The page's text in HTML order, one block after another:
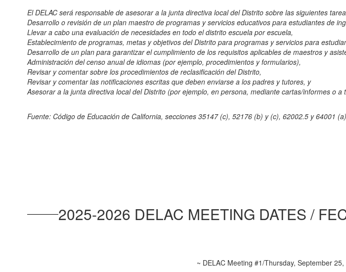
El DELAC será responsable de asesorar a la junta directiva local del Distrito sobre las siguientes
Desarrollo o revisión de un plan maestro de programas y servicios educativos para estudiantes de
Llevar a cabo una evaluación de necesidades en todo el distrito escuela por escuela,
Establecimiento de programas, metas y objetivos del Distrito para programas y servicios para
Desarrollo de un plan para garantizar el cumplimiento de los requisitos aplicables de maestros y
Administración del censo anual de idiomas (por ejemplo, procedimientos y formularios),
Revisar y comentar sobre los procedimientos de reclasificación del Distrito,
Revisar y comentar las notificaciones escritas que deben enviarse a los padres y tutores, y
Asesorar a la junta directiva local del Distrito (por ejemplo, en persona, mediante cartas/informes o
Fuente: Código de Educación de California, secciones 35147 (c), 52176 (b) y (c), 62002.5 y 64001
2025-2026 DELAC MEETING DATES /
~ DELAC Meeting #1/Thursday, September